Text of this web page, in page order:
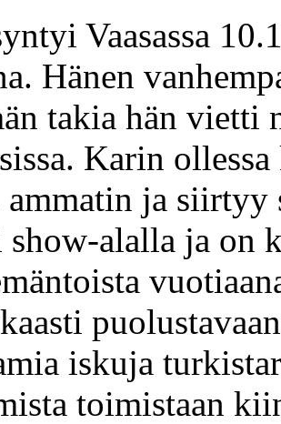
Vaasassa
Hänen
takia hän vietti
Karin
ja siirtyy
alalla ja on
iskuja
toimistaan